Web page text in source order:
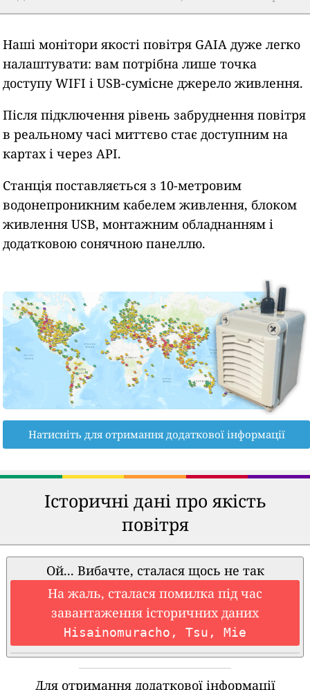
Наші монітори якості повітря GAIA дуже легко
налаштувати: вам потрібна лише точка
доступу WIFI і USB-сумісне джерело живлення.
Після підключення рівень забруднення повітря
в реальному часі миттєво стає доступним на
картах і через API.
Станція поставляється з 10-метровим
водонепроникним кабелем живлення, блоком
живлення USB, монтажним обладнанням і
додатковою сонячною панеллю.
Натисніть для отримання додаткової інформації
Історичні дані про якість
повітря
Ой... Вибачте, сталася щось не так
На жаль, сталася помилка під час
завантаження історичних даних
Hisainomuracho, Tsu, Mie
Для отримання додаткової інформації